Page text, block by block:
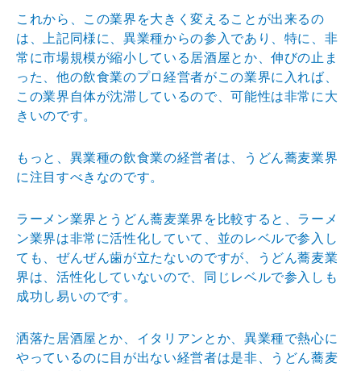
これから、この業界を大きく変えることが出来るの
は、上記同様に、異業種からの参入であり、特に、非
常に市場規模が縮小している居酒屋とか、伸びの止ま
った、他の飲食業のプロ経営者がこの業界に入れば、
この業界自体が沈滞しているので、可能性は非常に大
きいのです。
もっと、異業種の飲食業の経営者は、うどん蕎麦業界
に注目すべきなのです。
ラーメン業界とうどん蕎麦業界を比較すると、ラーメ
ン業界は非常に活性化していて、並のレベルで参入し
ても、ぜんぜん歯が立たないのですが、うどん蕎麦業
界は、活性化していないので、同じレベルで参入しも
成功し易いのです。
洒落た居酒屋とか、イタリアンとか、異業種で熱心に
やっているのに目が出ない経営者は是非、うどん蕎麦